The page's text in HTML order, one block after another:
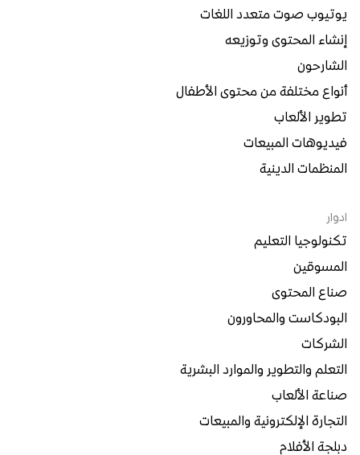
يوتيوب صوت متعدد اللغات
إنشاء المحتوى وتوزيعه
الشارحون
أنواع مختلفة من محتوى الأطفال
تطوير الألعاب
فيديوهات المبيعات
المنظمات الدينية
ادوار
تكنولوجيا التعليم
المسوقين
صناع المحتوى
البودكاست والمحاورون
الشركات
التعلم والتطوير والموارد البشرية
صناعة الألعاب
التجارة الإلكترونية والمبيعات
دبلجة الأفلام